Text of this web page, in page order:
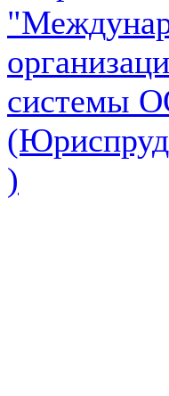
системы
)